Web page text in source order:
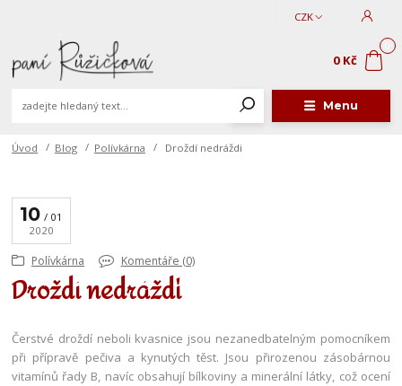
Menu
CZK
0 Kč
Úvod Blog Polívkárna Droždí nedráždi
10
01
2020
Polívkárna Komentáře (0)
Droždí nedráždi
Čerstvé droždí neboli kvasnice jsou nezanedbatelným pomocníkem
při přípravě pečiva a kynutých těst. Jsou přirozenou zásobárnou
vitamínů řady B, navíc obsahují bílkoviny a minerální látky, což ocení